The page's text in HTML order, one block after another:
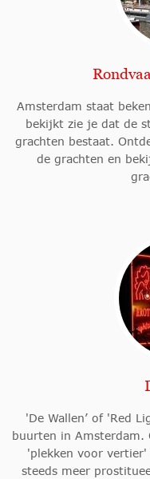
Amsterdam staat
bekijkt zie je dat de
grachten bestaat.
de grachten en
'De Wallen’ of 'Red
buurten in Amsterdam.
'plekken voor
steeds meer